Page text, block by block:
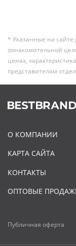
* Указанные на
ознакомительной
ценах,
представителям
О КОМПАНИИ
КАРТА САЙТА
КОНТАКТЫ
ОПТОВЫЕ
Публичная оферта